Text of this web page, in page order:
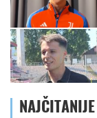
NAJČITANIJE